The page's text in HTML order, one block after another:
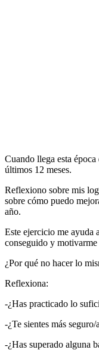
Cuando llega esta
últimos 12 meses.
Reflexiono sobre mis
sobre cómo puedo
año.
Este ejercicio me ayuda
conseguido y
¿Por qué no hacer lo
Reflexiona:
-¿Has practicado lo
-¿Te sientes más
-¿Has superado alguna